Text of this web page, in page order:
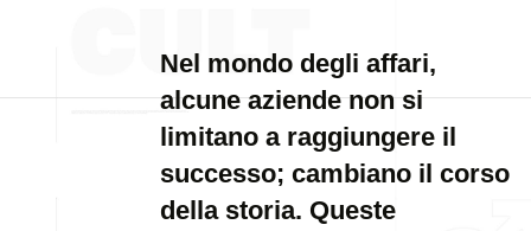
Nel mondo degli affari,
alcune aziende non si
limitano a raggiungere il
successo; cambiano il corso
della storia. Queste